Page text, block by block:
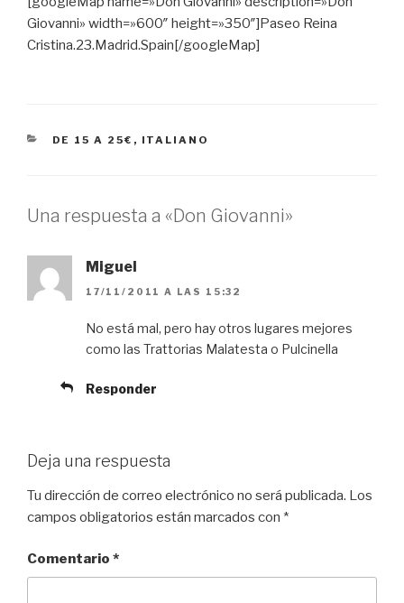
Giovanni» width=»600″ height=»350″]Paseo Reina
Cristina.23.Madrid.Spain[/googleMap]
CATEGORÍAS
DE 15 A 25€ , ITALIANO
Una respuesta a «Don Giovanni»
Miguel
17/11/2011 A LAS 15:32
No está mal, pero hay otros lugares mejores
como las Trattorias Malatesta o Pulcinella
Responder
Deja una respuesta
Tu dirección de correo electrónico no será publicada. Los
campos obligatorios están marcados con *
Comentario *